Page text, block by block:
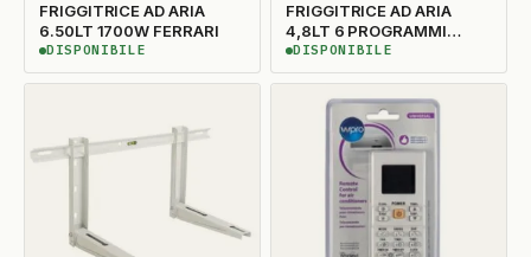
FRIGGITRICE AD ARIA
6.50LT 1700W FERRARI
DISPONIBILE
DISPONIBILE
FRIGGITRICE AD ARIA
4,8LT 6 PROGRAMMI
80°-200° 1500W
DISPONIBILE
DISPONIBILE